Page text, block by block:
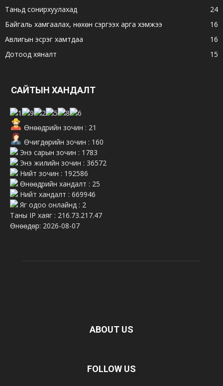
Таньд сонирхуулахад
24
Байгаль хамгаалах, нөхөн сэргээх арга хэмжээ
16
Авлигын эсрэг хамтдаа
16
Дотоод хяналт
15
САЙТЫН ХАНДАЛТ
Өнөөдрийн зочин : 21
Өчигдөрийн зочин : 160
Энэ сарын зочин : 1783
Энэ жилийн зочин : 36572
Нийт зочин : 192586
Өнөөдрийн хандалт : 25
Нийт хандалт : 669946
Яг одоо онлайнд : 2
Таны IP хаяг : 216.73.217.47
Өнөөдөр: 2026-08-07
ABOUT US
FOLLOW US